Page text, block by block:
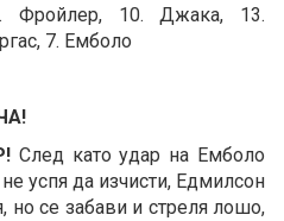
Фройлер, 10. Джака, 13.
7. Емболо
След като удар на Емболо
успя да изчисти, Едмилсон
но се забави и стреля лошо,